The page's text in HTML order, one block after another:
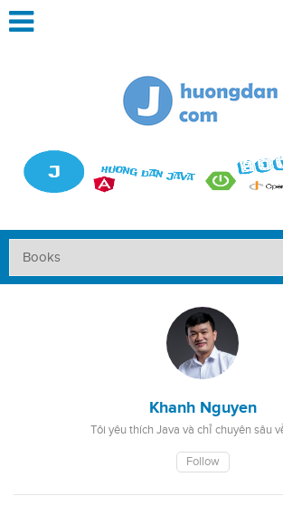
Khanh Nguyen
Tôi yêu thích Java và chỉ chuyên sâu
Follow